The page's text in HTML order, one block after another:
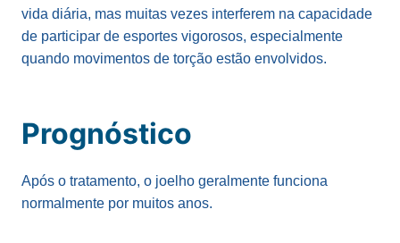
vida diária, mas muitas vezes interferem na capacidade
de participar de esportes vigorosos, especialmente
quando movimentos de torção estão envolvidos.
Prognóstico
Após o tratamento, o joelho geralmente funciona
normalmente por muitos anos.